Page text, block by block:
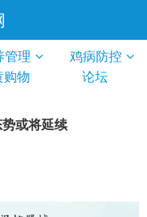
管理
鸡病防控
购物 论坛
或将延续